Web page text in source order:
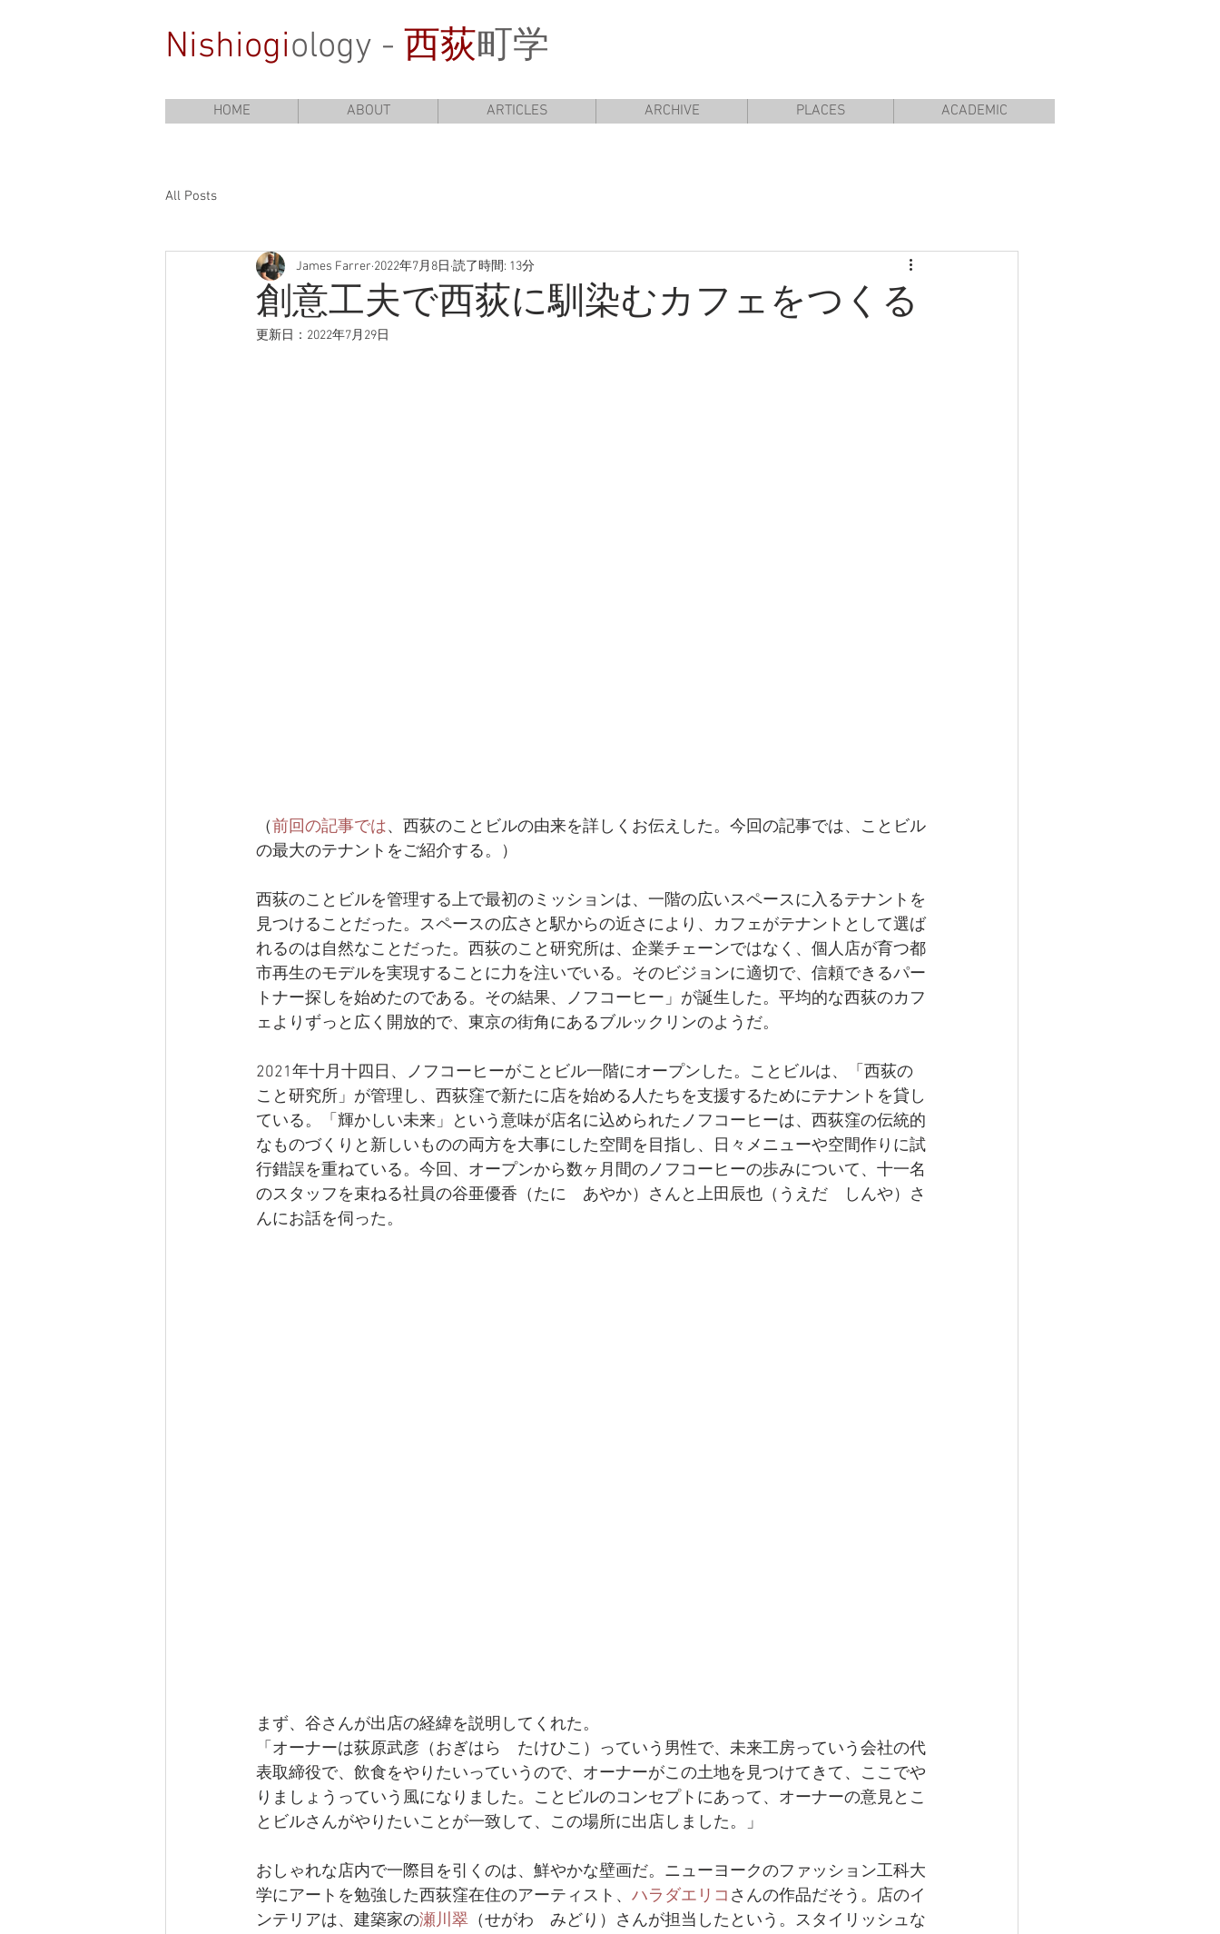
Nishiogiology - 西荻町学
HOME ABOUT ARTICLES ARCHIVE PLACES ACADEMIC
All Posts
創意工夫で西荻に馴染むカフェをつくる
James Farrer 2022年7月8日 読了時間: 13分
更新日： 2022年7月29日
（前回の記事では、西荻のことビルの由来を詳しくお伝えした。今回の記事では、ことビル
の最大のテナントをご紹介する。）
西荻のことビルを管理する上で最初のミッションは、一階の広いスペースに入るテナントを
見つけることだった。スペースの広さと駅からの近さにより、カフェがテナントとして選ば
れるのは自然なことだった。西荻のこと研究所は、企業チェーンではなく、個人店が育つ都
市再生のモデルを実現することに力を注いでいる。そのビジョンに適切で、信頼できるパー
トナー探しを始めたのである。その結果、ノフコーヒー」が誕生した。平均的な西荻のカフ
ェよりずっと広く開放的で、東京の街角にあるブルックリンのようだ。
2021年十月十四日、ノフコーヒーがことビル一階にオープンした。ことビルは、「西荻の
こと研究所」が管理し、西荻窪で新たに店を始める人たちを支援するためにテナントを貸し
ている。「輝かしい未来」という意味が店名に込められたノフコーヒーは、西荻窪の伝統的
なものづくりと新しいものの両方を大事にした空間を目指し、日々メニューや空間作りに試
行錯誤を重ねている。今回、オープンから数ヶ月間のノフコーヒーの歩みについて、十一名
のスタッフを束ねる社員の谷亜優香（たに　あやか）さんと上田辰也（うえだ　しんや）さ
んにお話を伺った。
まず、谷さんが出店の経緯を説明してくれた。
「オーナーは荻原武彦（おぎはら　たけひこ）っていう男性で、未来工房っていう会社の代
表取締役で、飲食をやりたいっていうので、オーナーがこの土地を見つけてきて、ここでや
りましょうっていう風になりました。ことビルのコンセプトにあって、オーナーの意見とこ
とビルさんがやりたいことが一致して、この場所に出店しました。」
おしゃれな店内で一際目を引くのは、鮮やかな壁画だ。ニューヨークのファッション工科大
学にアートを勉強した西荻窪在住のアーティスト、 ハラダエリコ さんの作品だそう。店のイ
ンテリアは、建築家の瀬川翠 （せがわ　みどり）さんが担当したという。スタイリッシュな